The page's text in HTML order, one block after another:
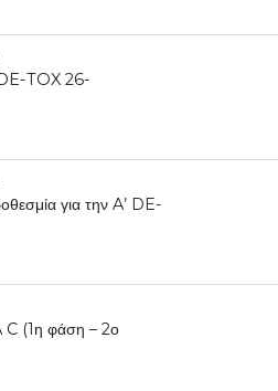
TOX 26-
για την A’ DE-
C (1η φάση – 2ο